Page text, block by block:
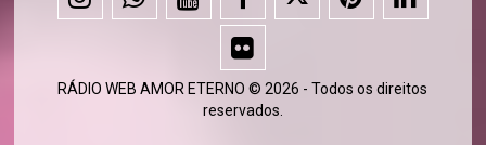
RÁDIO WEB AMOR ETERNO © 2026 - Todos os direitos
reservados.